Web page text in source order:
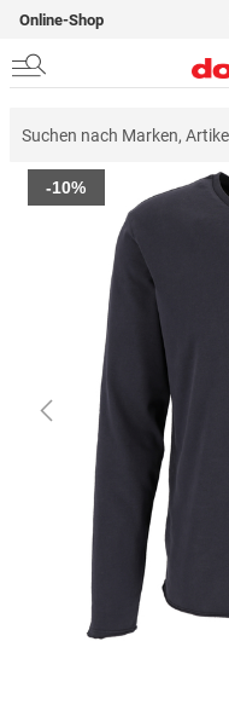
Online-Shop
Zum
Ende
Bildergalerie
-10%